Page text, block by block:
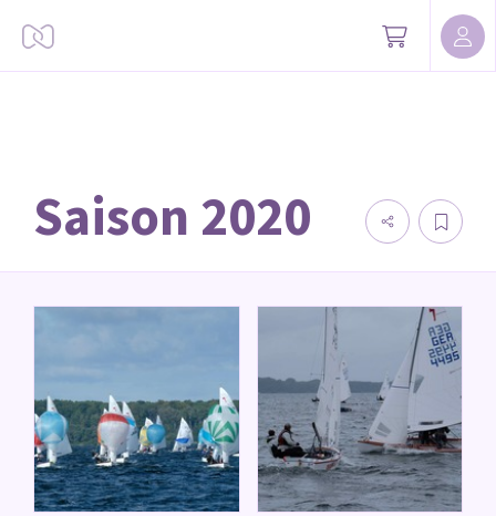
Saison 2020